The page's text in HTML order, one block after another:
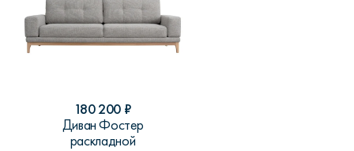
180 200 ₽
Диван Фостер
раскладной